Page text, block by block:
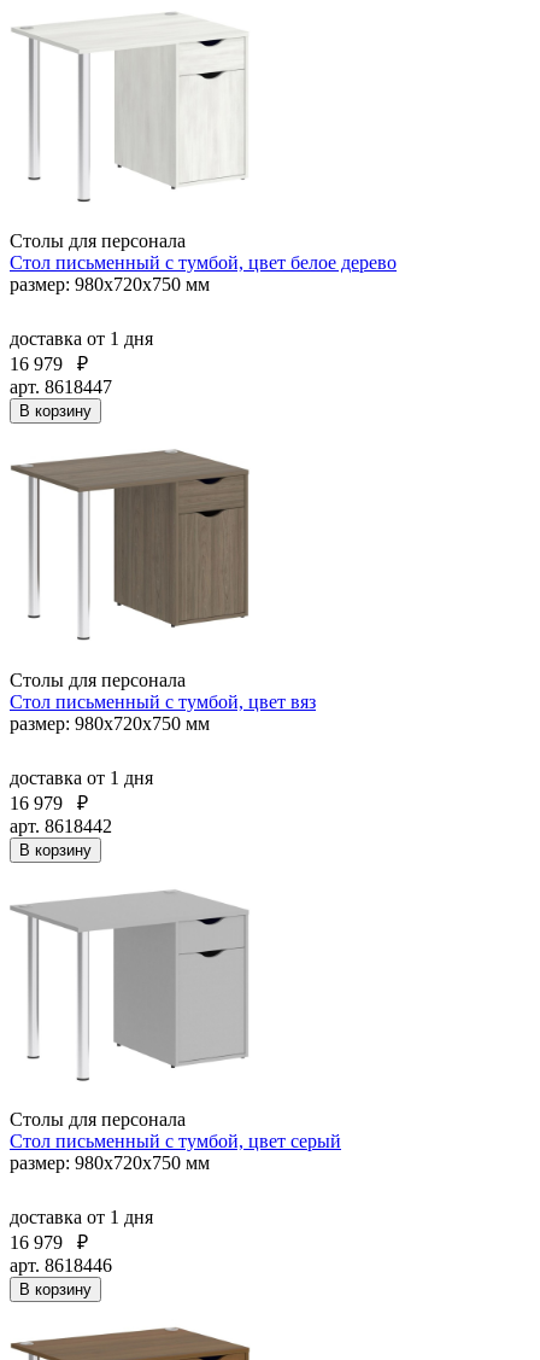
Столы для персонала
Стол письменный с тумбой, цвет белое дерево
размер: 980х720х750 мм
доставка от 1 дня
16 979
₽
арт. 8618447
В корзину
Столы для персонала
Стол письменный с тумбой, цвет вяз
размер: 980х720х750 мм
доставка от 1 дня
16 979
₽
арт. 8618442
В корзину
Столы для персонала
Стол письменный с тумбой, цвет серый
размер: 980х720х750 мм
доставка от 1 дня
16 979
₽
арт. 8618446
В корзину